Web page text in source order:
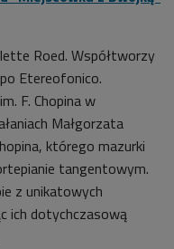
Roed. Współtworzy
Etereofonico.
F. Chopina w
Małgorzata
którego mazurki
tangentowym.
z unikatowych
ich dotychczasową